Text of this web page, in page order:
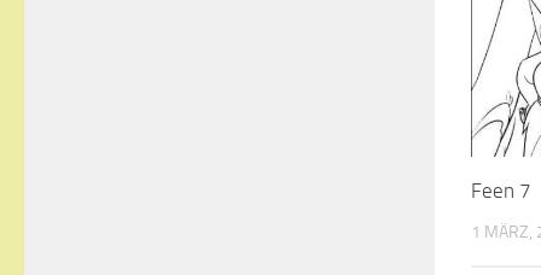
Feen 7
1 MÄRZ,